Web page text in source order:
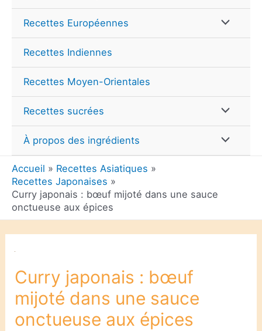
Menu
de
Recettes Européennes
Recettes Indiennes
Recettes Moyen-Orientales
Recettes sucrées
de
À propos des ingrédients
Menu
Accueil
Recettes Asiatiques
Recettes Japonaises
Curry japonais : bœuf mijoté dans une sauce
onctueuse aux épices
Curry japonais : bœuf
mijoté dans une sauce
onctueuse aux épices